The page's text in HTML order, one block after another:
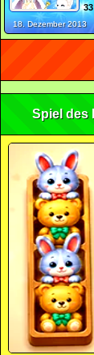
18. Dezember 2013
Spiel des